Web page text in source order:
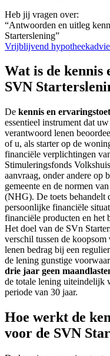
Heb jij vragen over:
“Antwoorden en uitleg
Starterslening”
Vrijblijvend
Wat is de kennis
SVN
De kennis en
essentieel instrument dat
verantwoord lenen
of u, als starter op de
financiële verplichtingen
Stimuleringsfonds
aanvraag, onder andere op
gemeente en de normen
(NHG). De toets behandelt
persoonlijke financiële
financiële producten en het
Het doel van de SVn
verschil tussen de
lenen bedrag bij een
de lening gunstige
drie jaar geen
de totale lening uiteindelijk
periode van 30 jaar.
Hoe werkt de
voor de SVN